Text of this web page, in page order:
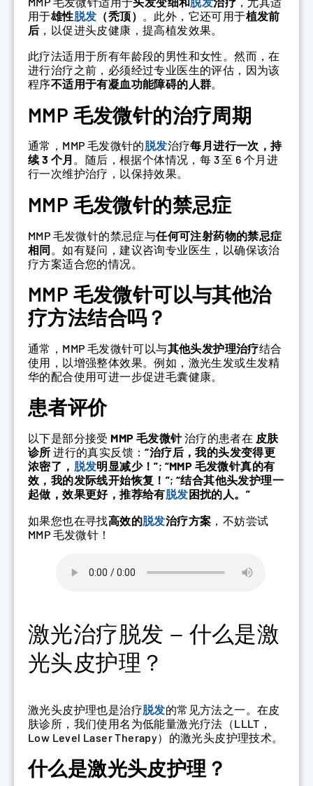
用于雄性脱发 （秃顶） 。此外，它还可用于植发前
后 ，以促进头皮健康，提高植发效果。
此疗法适用于所有年龄段的男性和女性。然而，在
进行治疗之前，必须经过专业医生的评估，因为该
程序不适用于有凝血功能障碍的人群。
MMP 毛发微针的治疗周期
通常，MMP 毛发微针的脱发治疗每月进行一次，持
续 3 个月 。随后，根据个体情况，每 3 至 6 个月进
行一次维护治疗，以保持效果。
MMP 毛发微针的禁忌症
MMP 毛发微针的禁忌症与任何可注射药物的禁忌症
相同 。如有疑问，建议咨询专业医生，以确保该治
疗方案适合您的情况。
MMP 毛发微针可以与其他治
疗方法结合吗？
通常，MMP 毛发微针可以与其他头发护理治疗结合
使用，以增强整体效果。例如，激光生发或生发精
华的配合使用可进一步促进毛囊健康。
患者评价
以下是部分接受 MMP 毛发微针治疗的患者在 皮肤
诊所 进行的真实反馈：“治疗后，我的头发变得更
浓密了， 脱发明显减少！”; “MMP 毛发微针真的有
效，我的发际线开始恢复！”;“结合其他头发护理一
起做，效果更好，推荐给有脱发困扰的人。”
如果您也在寻找高效的脱发治疗方案 ，不妨尝试
MMP 毛发微针！
激光治疗脱发 – 什么是激
光头皮护理？
激光头皮护理也是治疗脱发的常见方法之一。在皮
肤诊所，我们使用名为低能量激光疗法（LLLT，
Low Level Laser Therapy）的激光头皮护理技术。
什么是激光头皮护理？